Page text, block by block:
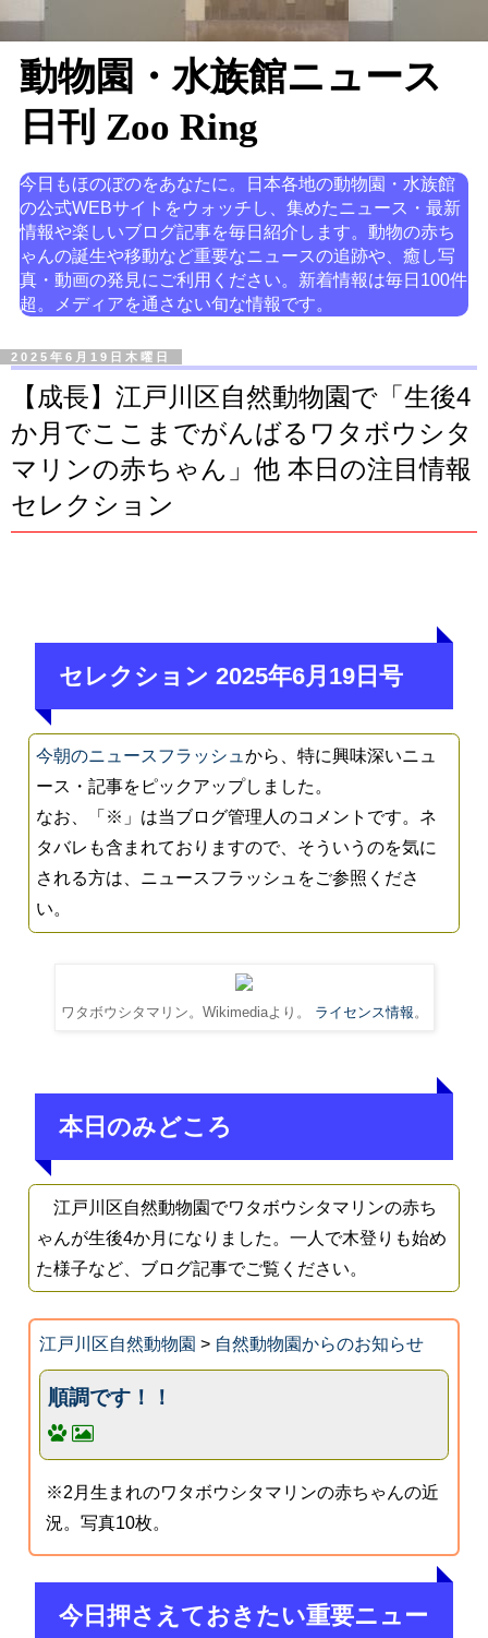
動物園・水族館ニュース
日刊 Zoo Ring
今日もほのぼのをあなたに。日本各地の動物園・水族館
の公式WEBサイトをウォッチし、集めたニュース・最新
情報や楽しいブログ記事を毎日紹介します。動物の赤ち
ゃんの誕生や移動など重要なニュースの追跡や、癒し写
真・動画の発見にご利用ください。新着情報は毎日100件
超。メディアを通さない旬な情報です。
2025年6月19日木曜日
【成長】江戸川区自然動物園で「生後4
か月でここまでがんばるワタボウシタ
マリンの赤ちゃん」他 本日の注目情報
セレクション
セレクション 2025年6月19日号
今朝のニュースフラッシュから、特に興味深いニュ
ース・記事をピックアップしました。
なお、「※」は当ブログ管理人のコメントです。ネ
タバレも含まれておりますので、そういうのを気に
される方は、ニュースフラッシュをご参照くださ
い。
ワタボウシタマリン。Wikimediaより。 ライセンス情報 。
本日のみどころ
江戸川区自然動物園でワタボウシタマリンの赤ち
ゃんが生後4か月になりました。一人で木登りも始め
た様子など、ブログ記事でご覧ください。
江戸川区自然動物園 > 自然動物園からのお知らせ
順調です！！
※2月生まれのワタボウシタマリンの赤ちゃんの近
況。写真10枚。
今日押さえておきたい重要ニュー